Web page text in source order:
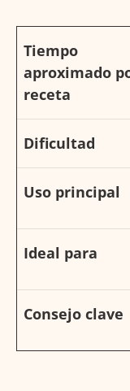
Tiempo
aproximado
receta
Dificultad
Uso principal
Ideal para
Consejo clave